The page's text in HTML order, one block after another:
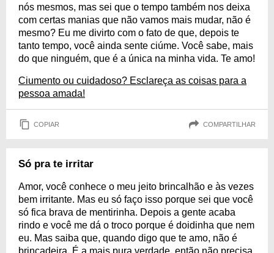
nós mesmos, mas sei que o tempo também nos deixa
com certas manias que não vamos mais mudar, não é
mesmo? Eu me divirto com o fato de que, depois te
tanto tempo, você ainda sente ciúme. Você sabe, mais
do que ninguém, que é a única na minha vida. Te amo!
Ciumento ou cuidadoso? Esclareça as coisas para a
pessoa amada!
COPIAR COMPARTILHAR
Só pra te irritar
Amor, você conhece o meu jeito brincalhão e às vezes
bem irritante. Mas eu só faço isso porque sei que você
só fica brava de mentirinha. Depois a gente acaba
rindo e você me dá o troco porque é doidinha que nem
eu. Mas saiba que, quando digo que te amo, não é
brincadeira. É a mais pura verdade, então não precisa